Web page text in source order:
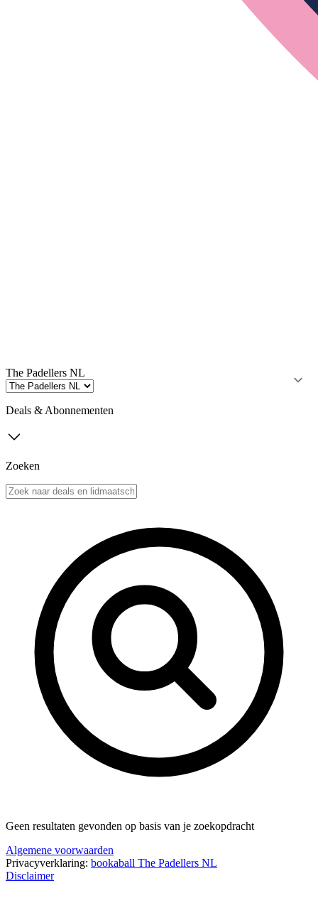
The Padellers NL
Deals & Abonnementen
Zoeken
Geen resultaten gevonden op basis van je zoekopdracht
Algemene voorwaarden
Privacyverklaring: bookaball The Padellers NL
Disclaimer